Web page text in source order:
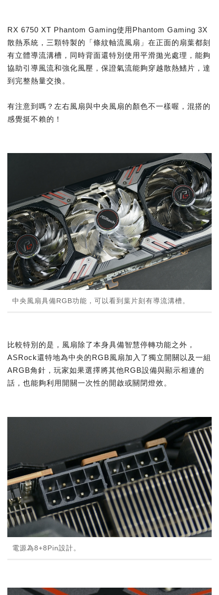
RX 6750 XT Phantom Gaming使用Phantom Gaming 3X
散熱系統，三顆特製的「條紋軸流風扇」在正面的扇葉都刻
有立體導流溝槽，同時背面還特別使用平滑拋光處理，能夠
協助引導風流和強化風壓，保證氣流能夠穿越散熱鰭片，達
到完整熱量交換。
有注意到嗎？左右風扇與中央風扇的顏色不一樣喔，混搭的
感覺挺不賴的！
中央風扇具備RGB功能，可以看到葉片刻有導流溝槽。
比較特別的是，風扇除了本身具備智慧停轉功能之外，
ASRock還特地為中央的RGB風扇加入了獨立開關以及一組
ARGB角針，玩家如果選擇將其他RGB設備與顯示相連的
話，也能夠利用開關一次性的開啟或關閉燈效。
電源為8+8Pin設計。